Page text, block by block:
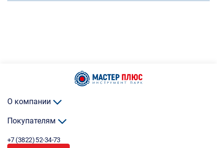
О компании
Покупателям
+7 (3822) 52-34-73